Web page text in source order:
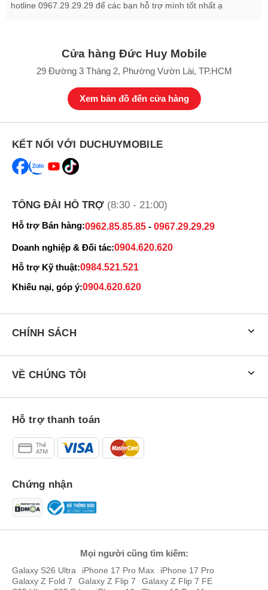
Đánh giá Samsung Galaxy S26 Ultra 5G 1TB
Samsung Galaxy S26 Ultra 5G 1TB là tượng đài mới của thế giới
Android trong năm 2026, dành riêng cho những người dùng cần sự
hoàn hảo tuyệt đối. Đây là có thể được coi là phiên bản hoàn hảo
nghệ nhiếp ảnh đỉnh cao.
Samsung Galaxy S26 Ultra 5G 1TB có 6 màu sắc chính thức là
hotline 0967.29.29.29 để các bạn hỗ trợ mình tốt nhất ạ
Cửa hàng Đức Huy Mobile
29 Đường 3 Tháng 2, Phường Vườn Lài, TP.HCM
Xem bản đồ đến cửa hàng
KẾT NỐI VỚI DUCHUYMOBILE
TỔNG ĐÀI HỖ TRỢ (8:30 - 21:00)
Hỗ trợ Bán hàng:0962.85.85.85 - 0967.29.29.29
Doanh nghiệp & Đối tác:0904.620.620
Hỗ trợ Kỹ thuật:0984.521.521
Khiếu nại, góp ý:0904.620.620
CHÍNH SÁCH
VỀ CHÚNG TÔI
Hỗ trợ thanh toán
Chứng nhận
Mọi người cũng tìm kiếm:
Galaxy S26 Ultra iPhone 17 Pro Max
iPhone 17 Pro
Galaxy Z Fold 7
Galaxy Z Flip 7
Galaxy Z Flip 7 FE